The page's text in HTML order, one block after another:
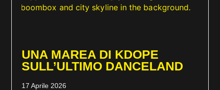
UNA MAREA DI KDOPE
SULL’ULTIMO DANCELAND
17 Aprile 2026